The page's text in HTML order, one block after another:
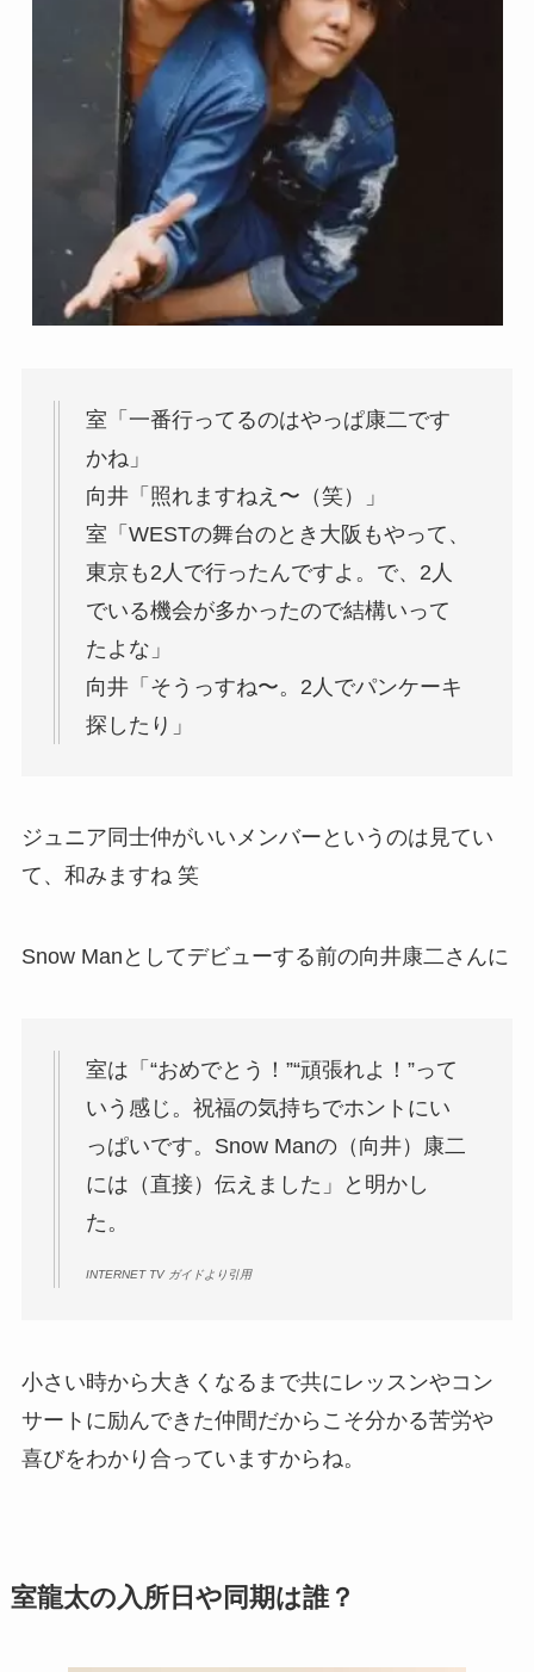
室「一番行ってるのはやっぱ康二です
かね」
向井「照れますねえ〜（笑）」
室「WESTの舞台のとき大阪もやって、
東京も2人で行ったんですよ。で、2人
でいる機会が多かったので結構いって
たよな」
向井「そうっすね〜。2人でパンケーキ
探したり」
ジュニア同士仲がいいメンバーというのは見てい
て、和みますね 笑
Snow Manとしてデビューする前の向井康二さんに
室は「“おめでとう！”“頑張れよ！”って
いう感じ。祝福の気持ちでホントにい
っぱいです。Snow Manの（向井）康二
には（直接）伝えました」と明かし
た。
INTERNET TV ガイドより引用
小さい時から大きくなるまで共にレッスンやコン
サートに励んできた仲間だからこそ分かる苦労や
喜びをわかり合っていますからね。
室龍太の入所日や同期は誰？